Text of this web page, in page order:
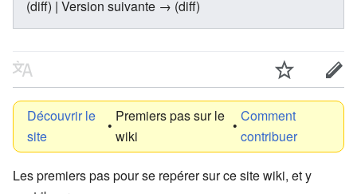
(diff) | Version suivante → (diff)
Découvrir le
site
•
Premiers pas sur le
wiki
•
Comment
contribuer
Les premiers pas pour se repérer sur ce site wiki, et y